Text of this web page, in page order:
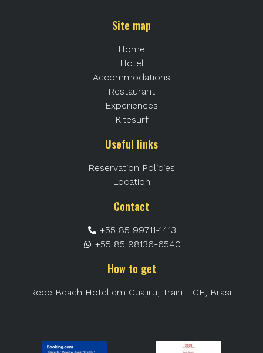
Site map
Home
Hotel
Accommodations
Restaurant
Experiences
Kitesurf
Useful links
Reservation Policies
Location
Contact
+55 85 99711-1413
+55 85 98136-6540
How to get
Rede Beach Hotel em Guajiru, Trairi - CE, Brasil